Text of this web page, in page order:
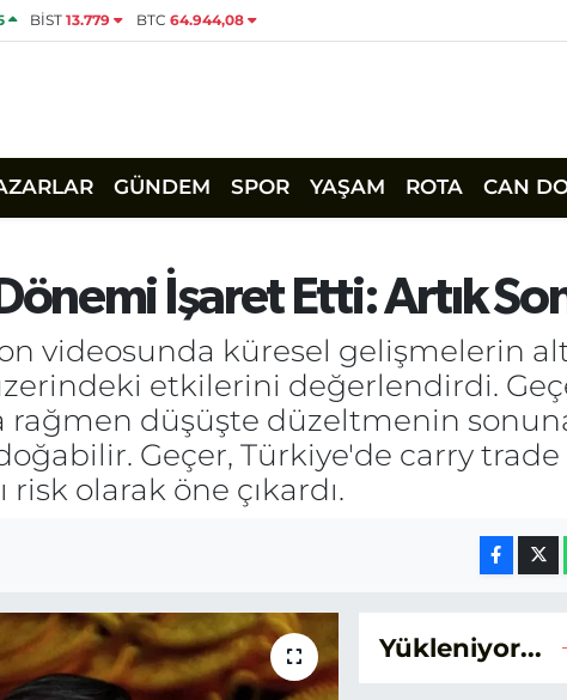
BİST13.779 BTC 64.944,08
GÜNDEM SPOR YAŞAM ROTA CAN
İşaret Etti: Artık
videosunda küresel gelişmelerin
etkilerini değerlendirdi.
rağmen düşüşte düzeltmenin
Geçer, Türkiye'de carry trade
risk olarak öne çıkardı.
Yükleniyor...